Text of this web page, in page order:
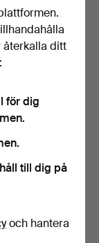
VITGULD
återkalla ditt
för dig
till dig på
och hantera